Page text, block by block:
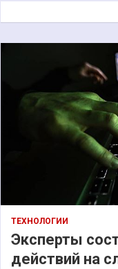
к
ТЕХНОЛОГИИ
Эксперты
действий на